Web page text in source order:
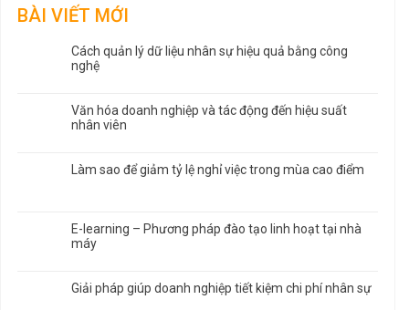
BÀI VIẾT MỚI
Cách quản lý dữ liệu nhân sự hiệu quả bằng công
nghệ
Văn hóa doanh nghiệp và tác động đến hiệu suất
nhân viên
Làm sao để giảm tỷ lệ nghỉ việc trong mùa cao điểm
E-learning – Phương pháp đào tạo linh hoạt tại nhà
máy
Giải pháp giúp doanh nghiệp tiết kiệm chi phí nhân sự